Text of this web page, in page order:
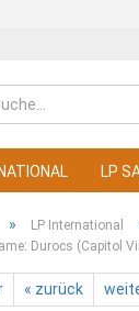
LP
» LP International
Durocs (Capitol
« zurück